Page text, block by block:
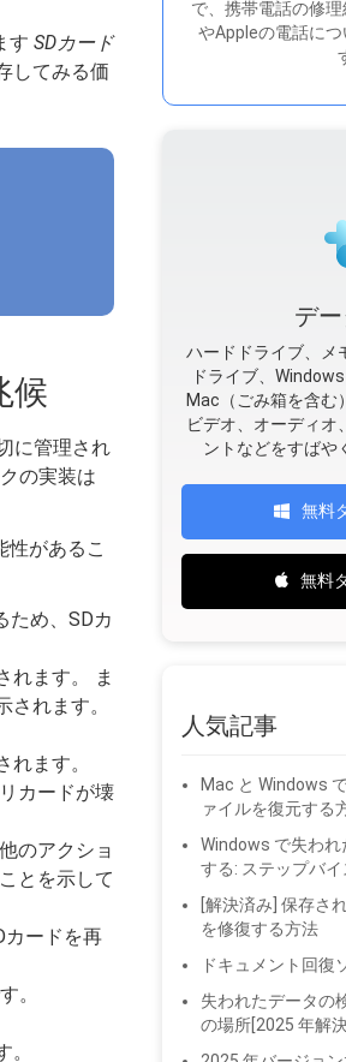
す SDカード
してみる価
候
に管理され
の実装は
性があるこ
ため、SDカ
れます。 ま
れます。
ます。
カードが壊
のアクショ
とを示して
カードを再
。
で、携帯電話の修
やAppleの電話に
デ
ハードドライブ、メ
ドライブ、
Mac（ごみ箱を含む
ビデオ、オーディオ
ントなどをすばや
無料
無料
人気記事
Mac と Windows
ァイルを復元する
Windows で失われ
する: ステップバ
[解決済み] 保存さ
を修復する方法
ドキュメント回復
失われたデータの
の場所[2025 年解